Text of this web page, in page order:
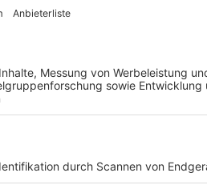
Sie wird als sechzig bis
hüftlanger Winterjacke, dunklen
Akzent.
Polizei unter 07 61 / 2 16 89 –